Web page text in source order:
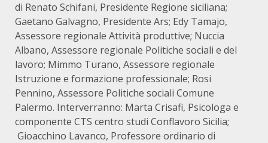
di Renato Schifani, Presidente Regione siciliana;
Gaetano Galvagno, Presidente Ars; Edy Tamajo,
Assessore regionale Attività produttive; Nuccia
Albano, Assessore regionale Politiche sociali e del
lavoro; Mimmo Turano, Assessore regionale
Istruzione e formazione professionale; Rosi
Pennino, Assessore Politiche sociali Comune
Palermo. Interverranno: Marta Crisafi, Psicologa e
componente CTS centro studi Conflavoro Sicilia;
Gioacchino Lavanco, Professore ordinario di